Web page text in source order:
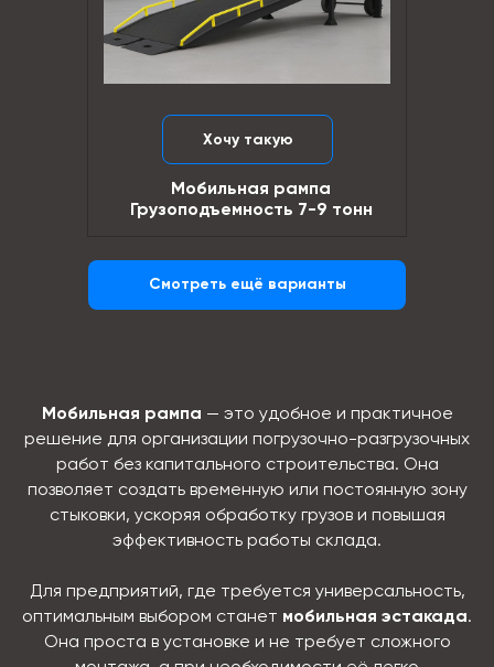
Хочу такую
Мобильная рампа
Грузоподъемность 7-9 тонн
Смотреть ещё варианты
Мобильная рампа — это удобное и практичное
решение для организации погрузочно-разгрузочных
работ без капитального строительства. Она
позволяет создать временную или постоянную зону
стыковки, ускоряя обработку грузов и повышая
эффективность работы склада.
Для предприятий, где требуется универсальность,
оптимальным выбором станет мобильная эстакада.
Она проста в установке и не требует сложного